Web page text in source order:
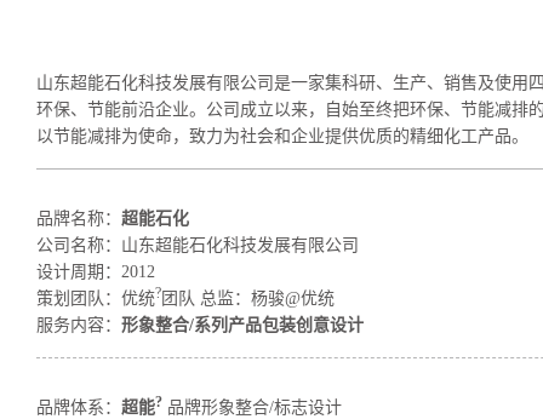
山东超能石化科技发展有限公司是一家集科研、生产、销售及使用
环保、节能前沿企业。公司成立以来，自始至终把环保、节能减排
以节能减排为使命，致力为社会和企业提供优质的精细化工产品。
品牌名称： 超能石化
公司名称： 山东超能石化科技发展有限公司
设计周期： 2012
策划团队： 优统? 团队 总监：杨骏@优统
服务内容： 形象整合/系列产品包装创意设计
品牌体系： 超能? 品牌形象整合/标志设计